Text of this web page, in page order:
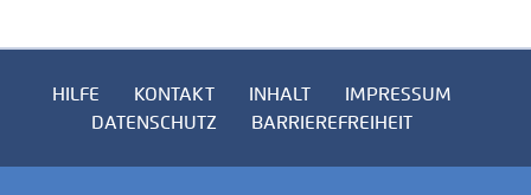
HILFE KONTAKT INHALT
IMPRESSUM
DATENSCHUTZ
BARRIEREFREIHEIT